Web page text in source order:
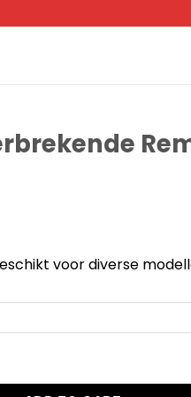
voor diverse
D3F Duurzaam